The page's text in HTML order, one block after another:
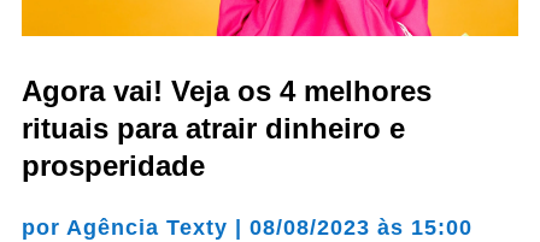
Agora vai! Veja os 4 melhores
rituais para atrair dinheiro e
prosperidade
por Agência Texty 08/08/2023 às 15:00